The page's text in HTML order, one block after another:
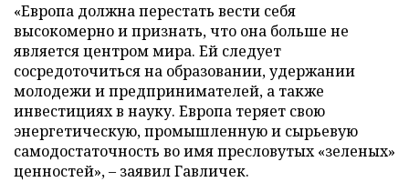
«Европа должна перестать вести себя
высокомерно и признать, что она больше не
является центром мира. Ей следует
сосредоточиться на образовании, удержании
молодежи и предпринимателей, а также
инвестициях в науку. Европа теряет свою
энергетическую, промышленную и сырьевую
самодостаточность во имя пресловутых «зеленых»
ценностей», – заявил Гавличек.